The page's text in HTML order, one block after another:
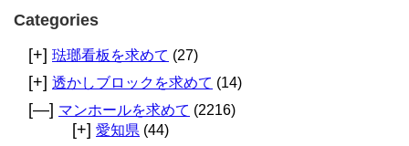
Categories
[+] 琺瑯看板を求めて (27)
[+] 透かしブロックを求めて (14)
[—] マンホールを求めて (2216)
[+] 愛知県 (44)